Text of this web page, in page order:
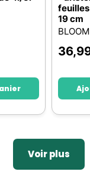
19 cm
Voir plus